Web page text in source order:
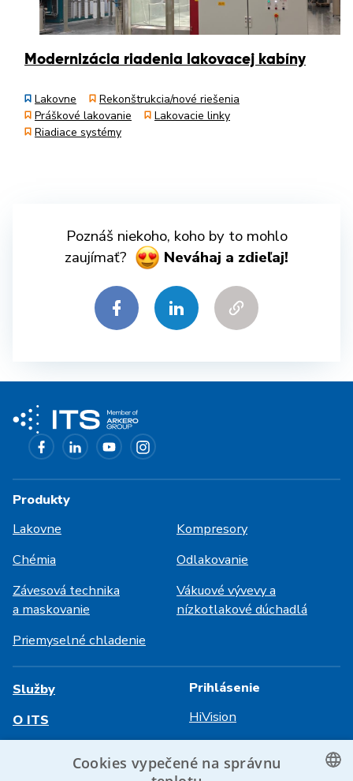
Modernizácia riadenia lakovacej kabíny
Lakovne
Rekonštrukcia/nové riešenia
Práškové lakovanie
Lakovacie linky
Riadiace systémy
Poznáš niekoho, koho by to mohlo
zaujímať?
Neváhaj a zdieľaj!
Produkty
Lakovne
Kompresory
Chémia
Odlakovanie
Závesová technika
a maskovanie
Vákuové vývevy a
nízkotlakové dúchadlá
Priemyselné chladenie
Služby
O ITS
Prihlásenie
HiVision
Cookies vypečené na správnu